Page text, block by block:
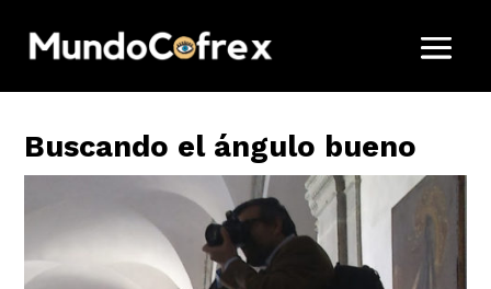
Buscando el ángulo bueno